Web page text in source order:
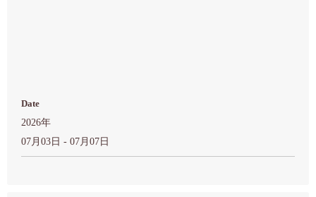
Date
2026年
07月03日 - 07月07日